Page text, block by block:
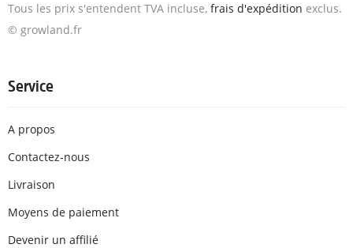
Tous les prix s'entendent TVA incluse, frais d'expédition exclus.
© growland.fr
Service
A propos
Contactez-nous
Livraison
Moyens de paiement
Devenir un affilié